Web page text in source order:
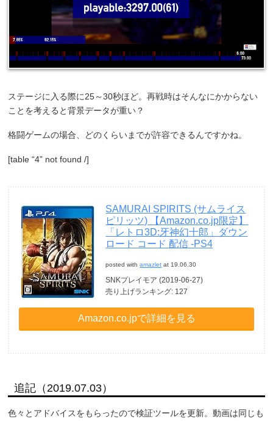
ステージに入る際に25～30秒ほど。再戦時はそんなにかからない
ことを考えると背景データが重い？
格闘ゲームの場合、どのくらいまでが許容できるんですかね。
[table “4” not found /]
SAMURAI SPIRITS (サムライス
ピリッツ) 【Amazon.co.jp限定】
「レトロ3D:牙神幻十郎」ダウン
ロード コード 配信 -PS4
posted withamazlet at 19.06.30
SNKプレイモア (2019-06-27)
売り上げランキング: 127
Amazon.co.jpで詳細を見る
追記（2019.07.03）
色々とアドバイスをもらったので検証ツールを更新。動画は同じも